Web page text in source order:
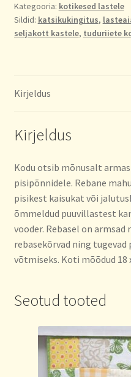
Kategooria: kotikesed lastele
Sildid: katsikukingitus,
seljakott kastele, tuduriiete
Kirjeldus
Kirjeldus
Kodu otsib mõnusalt
pisipõnnidele. Rebane
pisikest kaisukat või
õmmeldud puuvillastest
vooder. Rebasel on
rebasekõrvad ning
võtmiseks. Koti mõõdud 18
Seotud tooted